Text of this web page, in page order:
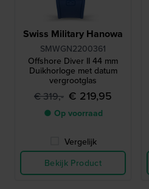
Swiss Military Hanowa
SMWGN2200361
Offshore Diver II 44 mm
Duikhorloge met datum
vergrootglas
€ 319,- € 219,95
● Op voorraad
Vergelijk
Bekijk Product